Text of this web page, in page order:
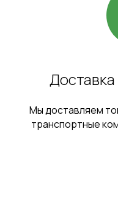
Мы доставляем
транспортные